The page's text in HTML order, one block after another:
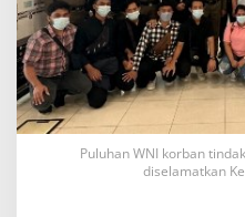
s
i
a
e
r
d
a
Puluhan WNI korban
diselamatkan